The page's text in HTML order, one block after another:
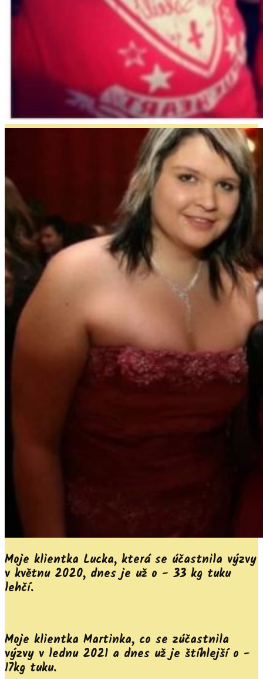
Moje klientka Lucka, která se účastnila výzvy
v květnu 2020, dnes je už o - 33 kg tuku
lehčí.
Moje klientka Martinka, co se zúčastnila
výzvy v lednu 2021 a dnes už je štíhlejší o -
17kg tuku.